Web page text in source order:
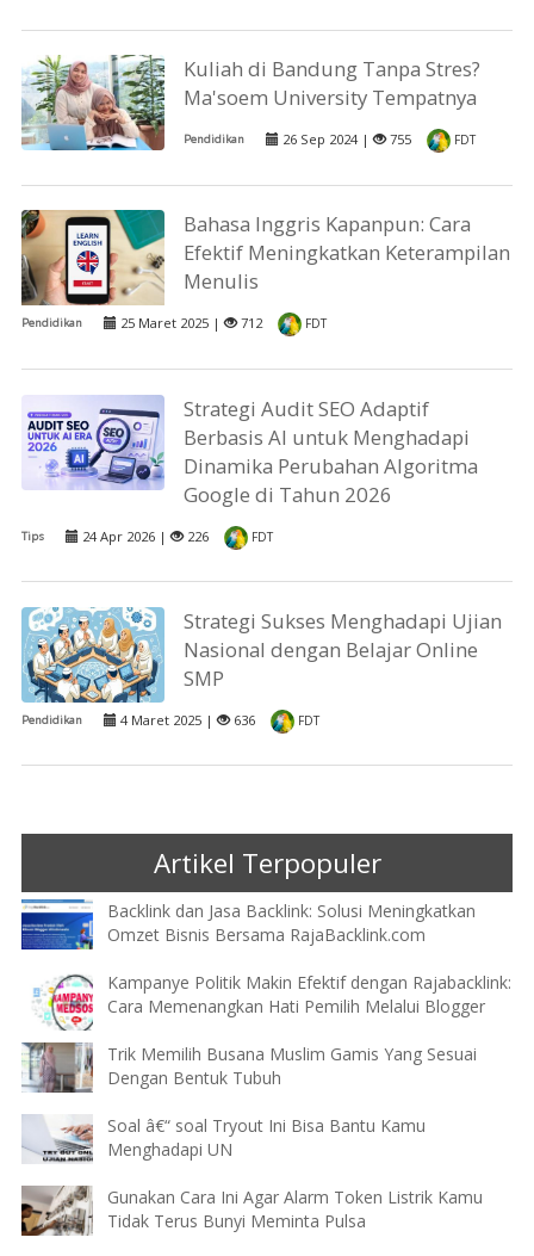
Kuliah di Bandung Tanpa Stres?
Ma'soem University Tempatnya
Pendidikan 26 Sep 2024 | 755 FDT
Bahasa Inggris Kapanpun: Cara
Efektif Meningkatkan Keterampilan
Menulis
Pendidikan 25 Maret 2025 | 712 FDT
Strategi Audit SEO Adaptif
Berbasis AI untuk Menghadapi
Dinamika Perubahan Algoritma
Google di Tahun 2026
Tips 24 Apr 2026 | 226 FDT
Strategi Sukses Menghadapi Ujian
Nasional dengan Belajar Online
SMP
Pendidikan 4 Maret 2025 | 636 FDT
Artikel Terpopuler
Backlink dan Jasa Backlink: Solusi Meningkatkan
Omzet Bisnis Bersama RajaBacklink.com
Kampanye Politik Makin Efektif dengan Rajabacklink:
Cara Memenangkan Hati Pemilih Melalui Blogger
Trik Memilih Busana Muslim Gamis Yang Sesuai
Dengan Bentuk Tubuh
Soal â€“ soal Tryout Ini Bisa Bantu Kamu
Menghadapi UN
Gunakan Cara Ini Agar Alarm Token Listrik Kamu
Tidak Terus Bunyi Meminta Pulsa